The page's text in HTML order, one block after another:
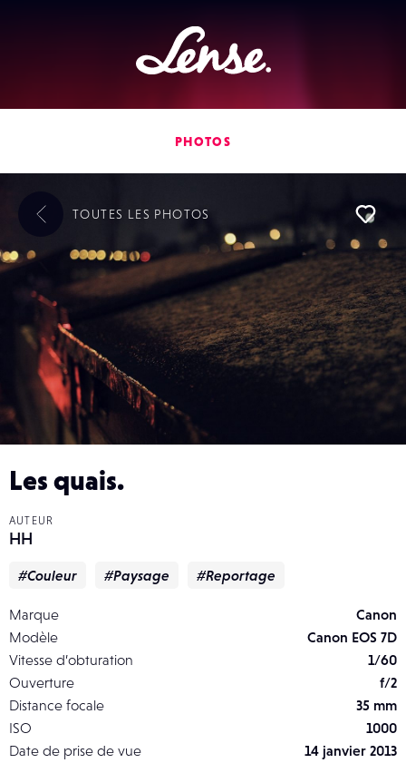
Lense
PHOTOS
Les quais.
AUTEUR
HH
#Couleur #Paysage #Reportage
Marque
Canon
Modèle
Canon EOS 7D
Vitesse d’obturation
1/60
Ouverture
f/2
Distance focale
35 mm
ISO
1000
Date de prise de vue
14 janvier 2013
TOUTES LES PHOTOS